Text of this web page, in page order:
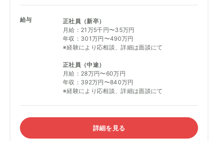
給与
正社員（新卒）
月給：21万5千円〜35万円
年収：301万円〜490万円
※経験により応相談、詳細は面談にて
正社員（中途）
月給：28万円〜60万円
年収：392万円〜840万円
※経験により応相談、詳細は面談にて
詳細を見る